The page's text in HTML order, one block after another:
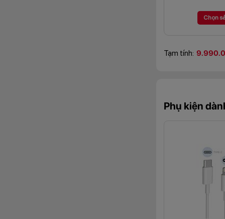
Chọn
Tạm tính:
Phụ kiện